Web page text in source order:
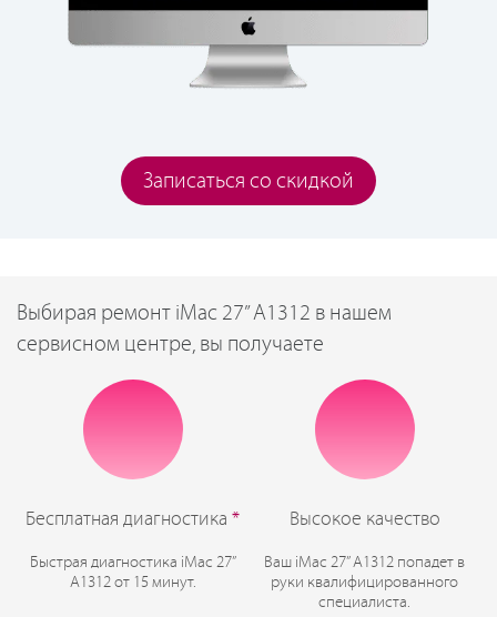
Записаться со скидкой
Выбирая ремонт iMac 27” A1312 в нашем
сервисном центре, вы получаете
Бесплатная диагностика *
Быстрая диагностика iMac 27”
A1312 от 15 минут.
Высокое качество
Ваш iMac 27” A1312 попадет в
руки квалифицированного
специалиста.